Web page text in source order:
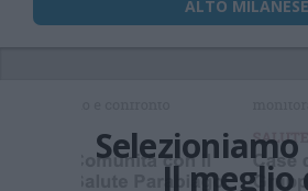
ALTO MILANESE
Il meglio